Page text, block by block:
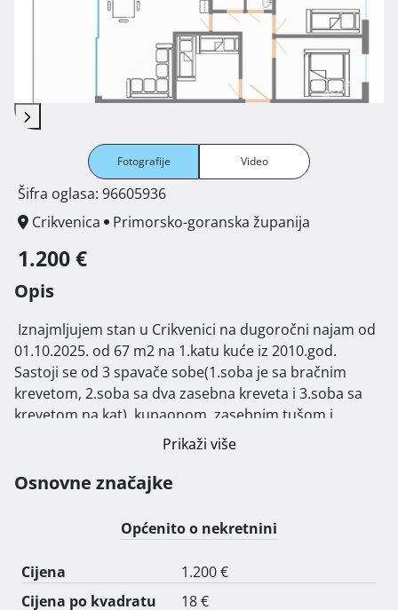
Fotografije Video
Šifra oglasa: 96605936
Crikvenica
Primorsko-goranska županija
1.200 €
Opis
01.10.2025. od 67 m2 na 1.katu kuće iz 2010.god.
Sastoji se od 3 spavače sobe(1.soba je sa bračnim
krevetom, 2.soba sa dva zasebna kreveta i 3.soba sa
krevetom na kat), kupaonom, zasebnim tušom i
kuhinjom spojenom sa dnevnim boravkom koji se
na Kvarnerski zaljev.
Grijanje preko zime je preko klima uređaja. Režije nisu
uključene u cijenu najma. Pušenje u stanu nije
dozvoljeno. Ima perilica za rublje, ali nema perlice
posuđa. Manji kućni ljubimci su dozvoljeni (mačka ili
mala pasmina psa).
Prikaži više
Osnovne značajke
Općenito o nekretnini
Cijena
1.200 €
Cijena po kvadratu
18 €